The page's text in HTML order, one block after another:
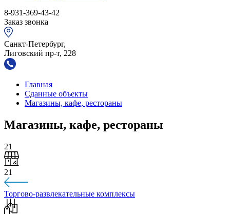
8-931-369-43-42
Заказ звонка
Санкт-Петербург,
Лиговский пр-т, 228
Главная
Сданные объекты
Магазины, кафе, рестораны
Магазины, кафе, рестораны
21
21
Торгово-развлекательные комплексы